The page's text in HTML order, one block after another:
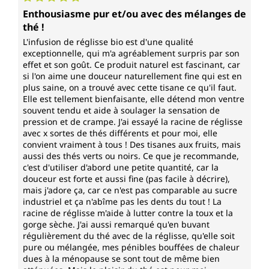
Note moyenne de 5 sur 5 étoiles
Enthousiasme pur et/ou avec des mélanges de
thé !
L'infusion de réglisse bio est d'une qualité
exceptionnelle, qui m'a agréablement surpris par son
effet et son goût. Ce produit naturel est fascinant, car
si l'on aime une douceur naturellement fine qui est en
plus saine, on a trouvé avec cette tisane ce qu'il faut.
Elle est tellement bienfaisante, elle détend mon ventre
souvent tendu et aide à soulager la sensation de
pression et de crampe. J'ai essayé la racine de réglisse
avec x sortes de thés différents et pour moi, elle
convient vraiment à tous ! Des tisanes aux fruits, mais
aussi des thés verts ou noirs. Ce que je recommande,
c'est d'utiliser d'abord une petite quantité, car la
douceur est forte et aussi fine (pas facile à décrire),
mais j'adore ça, car ce n'est pas comparable au sucre
industriel et ça n'abîme pas les dents du tout ! La
racine de réglisse m'aide à lutter contre la toux et la
gorge sèche. J'ai aussi remarqué qu'en buvant
régulièrement du thé avec de la réglisse, qu'elle soit
pure ou mélangée, mes pénibles bouffées de chaleur
dues à la ménopause se sont tout de même bien